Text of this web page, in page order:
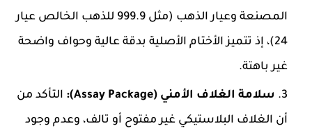
المصنعة وعيار الذهب (مثل 999.9 للذهب الخالص عيار
24)، إذ تتميز الأختام الأصلية بدقة عالية وحواف واضحة
غير باهتة.
سلامة الغلاف الأمني (Assay Package):
التأكد من
أن الغلاف البلاستيكي غير مفتوح أو تالف، وعدم وجود